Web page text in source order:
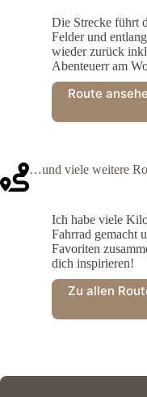
Die Strecke führt
Felder und
wieder zurück
Abenteuerr am
Route
…und viele weitere
Ich habe viele
Fahrrad gemacht
Favoriten
dich inspirieren!
Zu allen